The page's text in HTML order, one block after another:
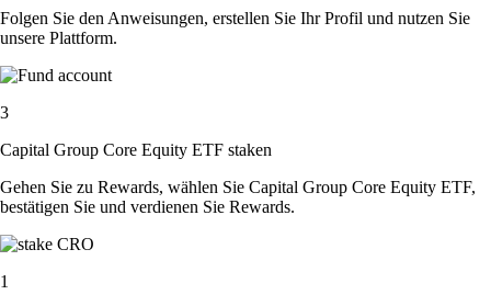
Folgen Sie den Anweisungen, erstellen Sie Ihr Profil und nutzen Sie
unsere Plattform.
3
Capital Group Core Equity ETF staken
Gehen Sie zu Rewards, wählen Sie Capital Group Core Equity ETF,
bestätigen Sie und verdienen Sie Rewards.
1